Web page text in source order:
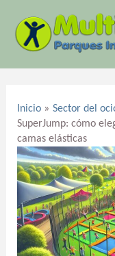
contenido
Inicio
Sector del
SuperJump: cómo
camas elásticas
entradas